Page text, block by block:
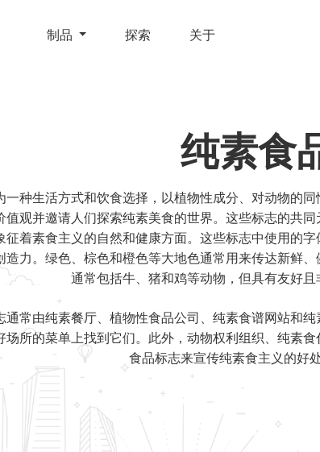
制品 探索 关于
纯素食
一种生活方式和饮食选择，以植物性成分、对动物的
值观并邀请人们探索纯素美食的世界。这些标志的共
征着素食主义的自然和健康方面。这些标志中使用的
造力。绿色、棕色和橙色等大地色通常用来传达新鲜
通常包括牛、猪和鸡等动物，但具有友好且
通常由纯素餐厅、植物性食品公司、纯素食谱网站和
场所的菜单上找到它们。此外，动物权利组织、纯素
食品标志来宣传纯素食主义的好